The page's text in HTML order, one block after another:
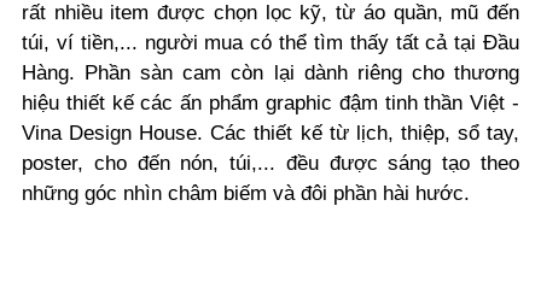
rất nhiều item được chọn lọc kỹ, từ áo quần, mũ đến
túi, ví tiền,... người mua có thể tìm thấy tất cả tại Đầu
Hàng. Phần sàn cam còn lại dành riêng cho thương
hiệu thiết kế các ấn phẩm graphic đậm tinh thần Việt -
Vina Design House. Các thiết kế từ lịch, thiệp, sổ tay,
poster, cho đến nón, túi,... đều được sáng tạo theo
những góc nhìn châm biếm và đôi phần hài hước.